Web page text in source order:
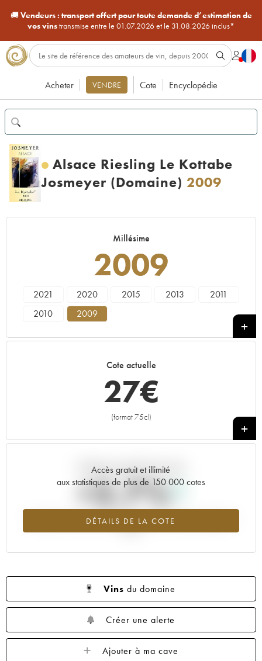
🚚Vendeurs : transport offert pour toute demande d’estimation de
vos vinstransmise entre le 01.07.2026 et le 31.08.2026 inclus*
Acheter VENDRE Cote Encyclopédie
Alsace Riesling Le Kottabe
Josmeyer (Domaine) 2009
Millésime
2009
2021 2020 2015 2013
2011
2010
2009
Cote actuelle
27€
(format 75cl)
+
Accès gratuit et illimité
aux statistiques de plus de 150 000 cotes
DÉTAILS DE LA COTE
Tendance actuelle de la cote
+2.7%
Tendance à la hausse du millésime 2009 en 2026 par rapport à
Vins du domaine
Créer une alerte
Ajouter à ma cave